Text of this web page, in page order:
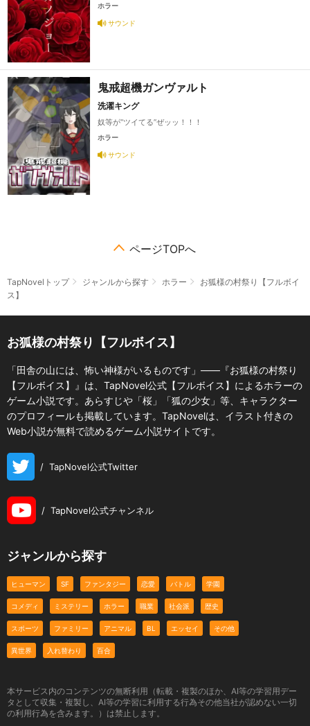
ホラー
サウンド
鬼戒超機ガンヴァルト
洗濯キング
奴等が“ツイてる”ぜッッ！！！
ホラー
サウンド
ページTOPへ
TapNovelトップ ジャンルから探す ホラー
お狐様の村祭り【フルボイ
ス】
お狐様の村祭り【フルボイス】
「田舎の山には、怖い神様がいるものです」――『お狐様の村祭り
【フルボイス】』は、TapNovel公式【フルボイス】によるホラーの
ゲーム小説です。あらすじや「桜」「狐の少女」等、キャラクター
のプロフィールも掲載しています。TapNovelは、イラスト付きの
Web小説が無料で読めるゲーム小説サイトです。
/ TapNovel公式Twitter
/ TapNovel公式チャンネル
ジャンルから探す
ヒューマン SF ファンタジー 恋愛 バトル 学園
コメディ ミステリー ホラー 職業 社会派 歴史
スポーツ ファミリー アニマル BL エッセイ その他
異世界 入れ替わり 百合
本サービス内のコンテンツの無断利用（転載・複製のほか、AI等の学習用デー
タとして収集・複製し、AI等の学習に利用する行為その他当社が認めない一切
の利用行為を含みます。）は禁止します。